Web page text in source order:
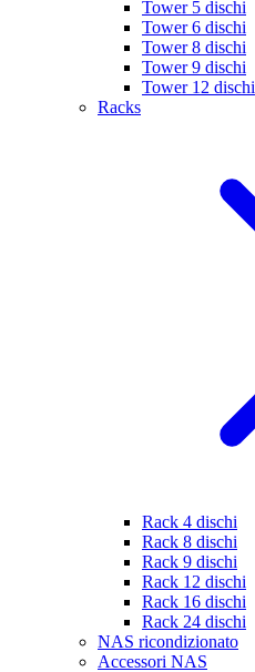
Tower 5 dischi
Tower 6 dischi
Tower 8 dischi
Tower 9 dischi
Tower 12 dischi
Racks
Rack 4 dischi
Rack 8 dischi
Rack 9 dischi
Rack 12 dischi
Rack 16 dischi
Rack 24 dischi
NAS ricondizionato
Accessori NAS